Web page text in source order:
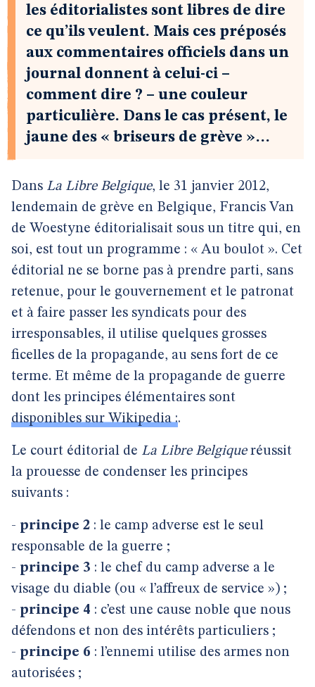
les éditorialistes sont libres de dire
ce qu’ils veulent. Mais ces préposés
aux commentaires officiels dans un
journal donnent à celui-ci –
comment dire ? – une couleur
particulière. Dans le cas présent, le
jaune des « briseurs de grève »…
Dans La Libre Belgique, le 31 janvier 2012,
lendemain de grève en Belgique, Francis Van
de Woestyne éditorialisait sous un titre qui, en
soi, est tout un programme : « Au boulot ». Cet
éditorial ne se borne pas à prendre parti, sans
retenue, pour le gouvernement et le patronat
et à faire passer les syndicats pour des
irresponsables, il utilise quelques grosses
ficelles de la propagande, au sens fort de ce
terme. Et même de la propagande de guerre
dont les principes élémentaires sont
disponibles sur Wikipedia :.
Le court éditorial de La Libre Belgiqueréussit
la prouesse de condenser les principes
suivants :
- principe 2 : le camp adverse est le seul
responsable de la guerre ;
- principe 3 : le chef du camp adverse a le
visage du diable (ou « l’affreux de service ») ;
- principe 4 : c’est une cause noble que nous
défendons et non des intérêts particuliers ;
- principe 6 : l’ennemi utilise des armes non
autorisées ;